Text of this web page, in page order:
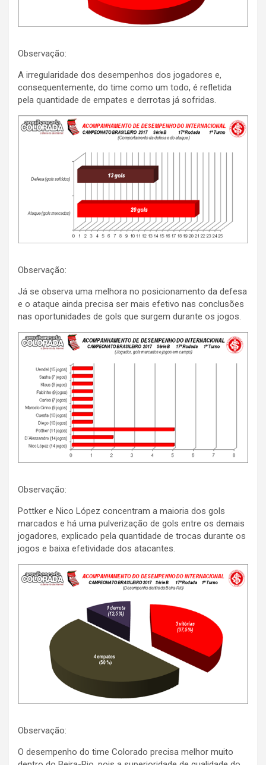
Observação:
A irregularidade dos desempenhos dos jogadores e,
consequentemente, do time como um todo, é refletida
pela quantidade de empates e derrotas já sofridas.
Observação:
Já se observa uma melhora no posicionamento da defesa
e o ataque ainda precisa ser mais efetivo nas conclusões
nas oportunidades de gols que surgem durante os jogos.
Observação:
Pottker e Nico López concentram a maioria dos gols
marcados e há uma pulverização de gols entre os demais
jogadores, explicado pela quantidade de trocas durante os
jogos e baixa efetividade dos atacantes.
Observação:
O desempenho do time Colorado precisa melhor muito